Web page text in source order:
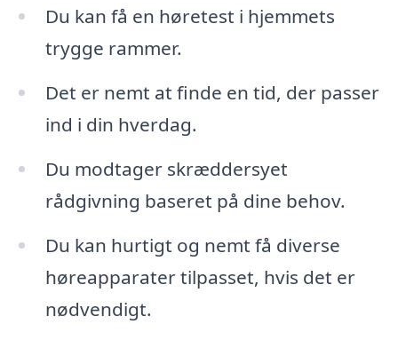
Du kan få en høretest i hjemmets
trygge rammer.
Det er nemt at finde en tid, der passer
ind i din hverdag.
Du modtager skræddersyet
rådgivning baseret på dine behov.
Du kan hurtigt og nemt få diverse
høreapparater tilpasset, hvis det er
nødvendigt.